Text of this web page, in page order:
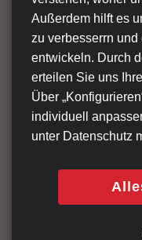
Poster DIN
Für kurzfristige
Kampagnen
ausge­zeichnete
CMYK-Farben
die an belebten
und sind eine
begrenzte
Außerdem hilft es
zu verbesserrn
entwickeln. Durch
erteilen Sie uns
Über
individuell
unter Datenschutz